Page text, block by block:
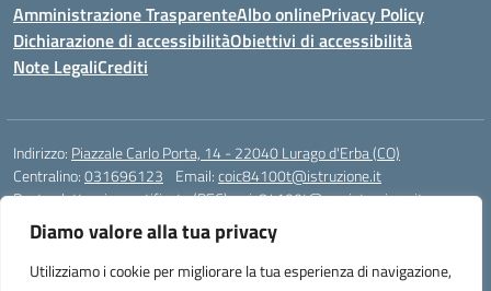
Diamo valore alla tua privacy
Utilizziamo i cookie per migliorare la tua esperienza di navigazione,
Amministrazione TrasparenteAlbo onlinePrivacy Policy
Dichiarazione di accessibilitàObiettivi di accessibilità
Note LegaliCrediti
Indirizzo: Piazzale Carlo Porta, 14 - 22040 Lurago d'Erba (CO)
Centralino:031696123 Email:coic84100t@istruzione.it
Posta elettronica certificata (PEC):coic84100t@pec.istruzione.it
Codice fiscale: 82002040135
Codice meccanografico:
COIC84100T
Codice unico di fatturazione (CUF): UFKWZ7